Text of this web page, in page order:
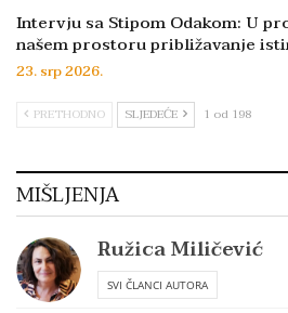
Intervju sa Stipom Odakom: U
našem prostoru približavanje
23. srp 2026.
PRETHODNO SLJEDEĆE 1 od 198
MIŠLJENJA
Ružica Miličević
SVI ČLANCI AUTORA